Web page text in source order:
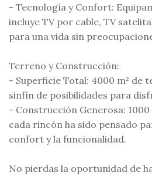
- Tecnología y Confort:
incluye TV por cable, TV
para una vida sin
Terreno y Construcción:
- Superficie Total: 4000 m² de
sinfín de posibilidades para
- Construcción Generosa:
cada rincón ha sido pensado
confort y la funcionalidad.
No pierdas la oportunidad de